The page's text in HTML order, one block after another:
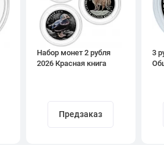
Набор монет 2 рубля
2026 Красная книга
Предзаказ
3